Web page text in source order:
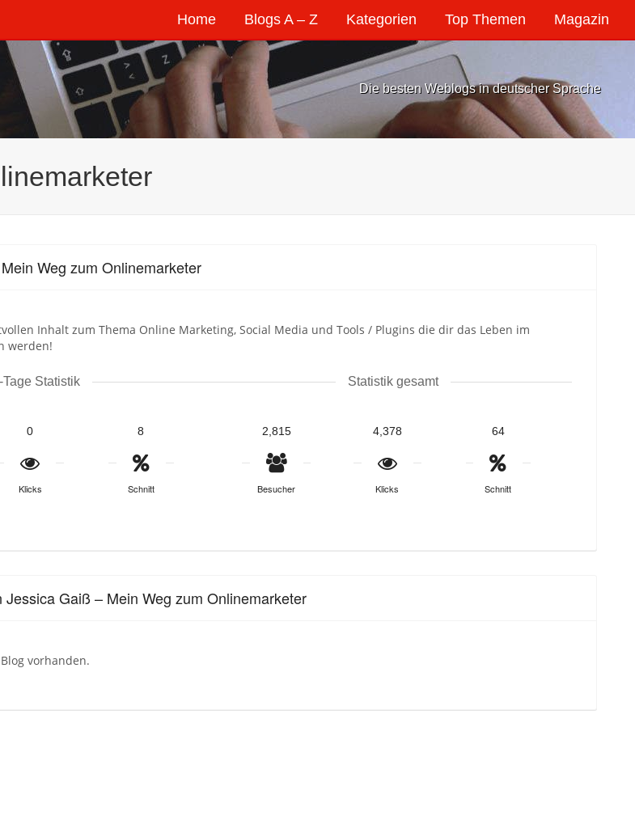
Home Blogs A – Z Kategorien Top Themen Magazin
Die besten Weblogs in deutscher Sprache
Weg zum Onlinemarketer
Inhalt zum Thema Online Marketing, Social Media und Tools / Plugins die dir das Leben im
werden!
Tage Statistik
0
Klicks
8
Schnitt
Statistik gesamt
2,815
Besucher
4,378
Klicks
64
Schnitt
Gaiß – Mein Weg zum Onlinemarketer
vorhanden.